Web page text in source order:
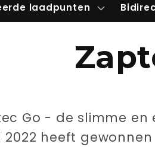
laadpunten
Go - de slimme
2022 heeft